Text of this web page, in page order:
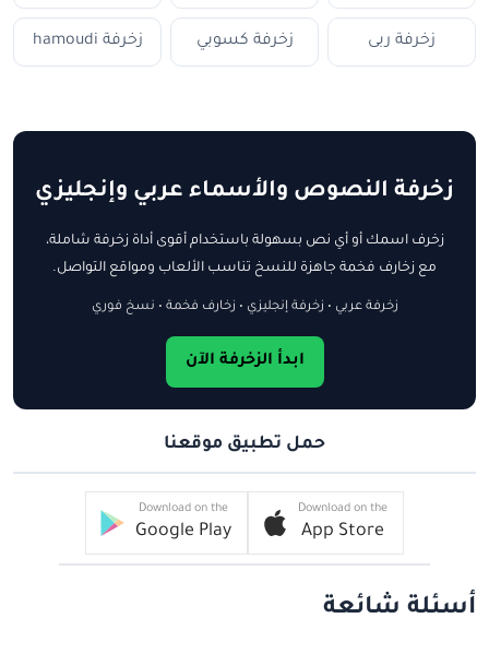
زخرفة ربى زخرفة كسوبي زخرفة hamoudi
زخرفة النصوص والأسماء عربي وإنجليزي
زخرف اسمك أو أي نص بسهولة باستخدام أقوى أداة زخرفة شاملة،
مع زخارف فخمة جاهزة للنسخ تناسب الألعاب ومواقع التواصل.
زخرفة عربي • زخرفة إنجليزي • زخارف فخمة • نسخ فوري
ابدأ الزخرفة الآن
حمل تطبيق موقعنا
Download on the
App Store
Download on the
Google Play
أسئلة شائعة